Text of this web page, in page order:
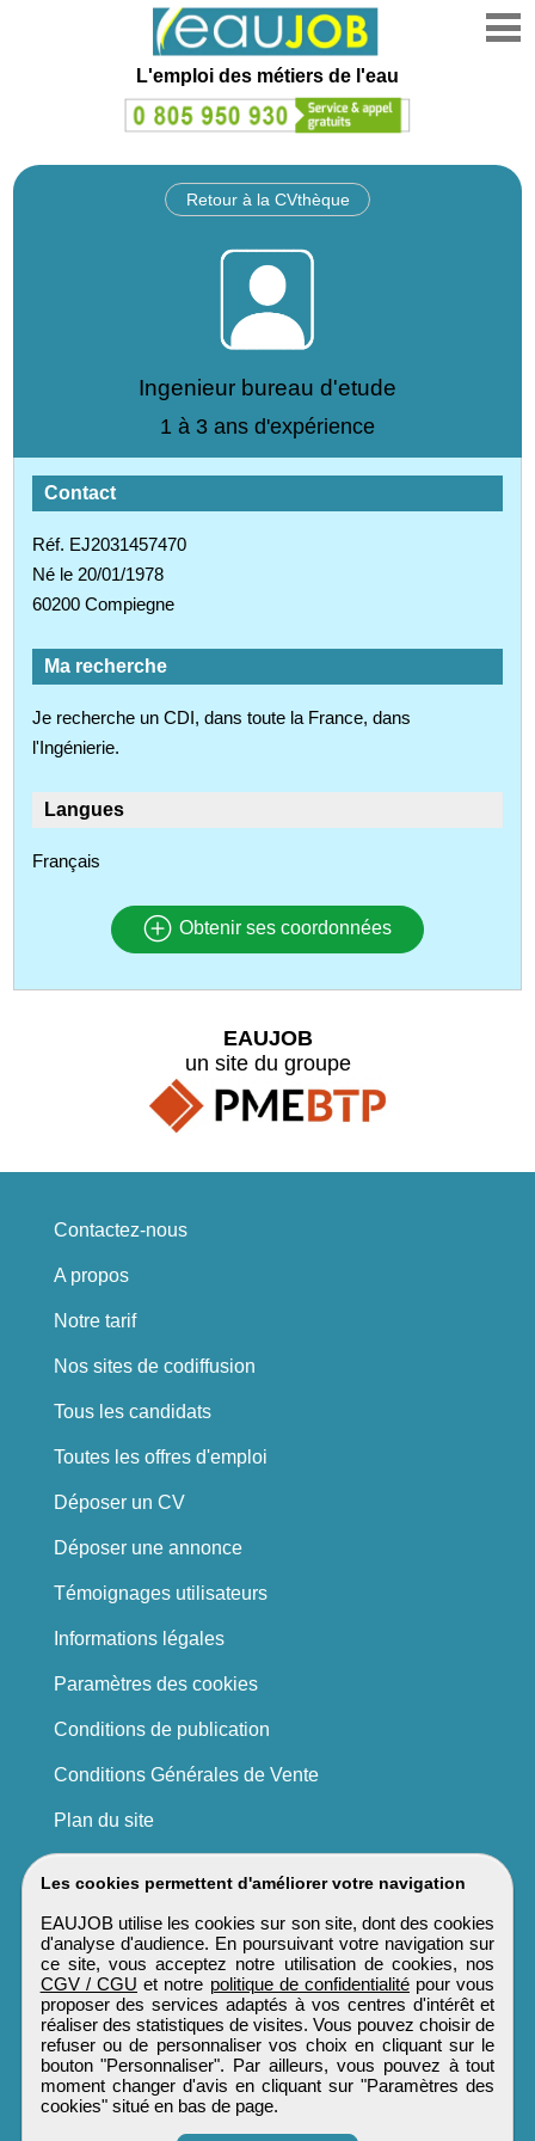
L'emploi des métiers de l'eau
Retour à la CVthèque
Ingenieur bureau d'etude
1 à 3 ans d'expérience
Contact
Réf. EJ2031457470
Né le 20/01/1978
60200 Compiegne
Ma recherche
Je recherche un CDI, dans toute la France, dans
l'Ingénierie.
Langues
Français
Obtenir ses coordonnées
Les cookies permettent d'améliorer votre navigation
EAUJOB utilise les cookies sur son site, dont des cookies
d'analyse d'audience. En poursuivant votre navigation sur
ce site, vous acceptez notre utilisation de cookies, nos
CGV / CGU et notre politique de confidentialité pour vous
proposer des services adaptés à vos centres d'intérêt et
réaliser des statistiques de visites. Vous pouvez choisir de
refuser ou de personnaliser vos choix en cliquant sur le
bouton "Personnaliser". Par ailleurs, vous pouvez à tout
moment changer d'avis en cliquant sur "Paramètres des
cookies" situé en bas de page.
EAUJOB
un site du groupe
Contactez-nous
A propos
Notre tarif
Nos sites de codiffusion
Tous les candidats
Toutes les offres d'emploi
Déposer un CV
Déposer une annonce
Témoignages utilisateurs
Informations légales
Paramètres des cookies
Conditions de publication
Conditions Générales de Vente
Plan du site